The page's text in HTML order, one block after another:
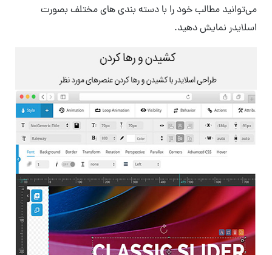
می‌توانید مطالب خود را با دسته بندی های مختلف بصورت
اسلایدر نمایش دهید.